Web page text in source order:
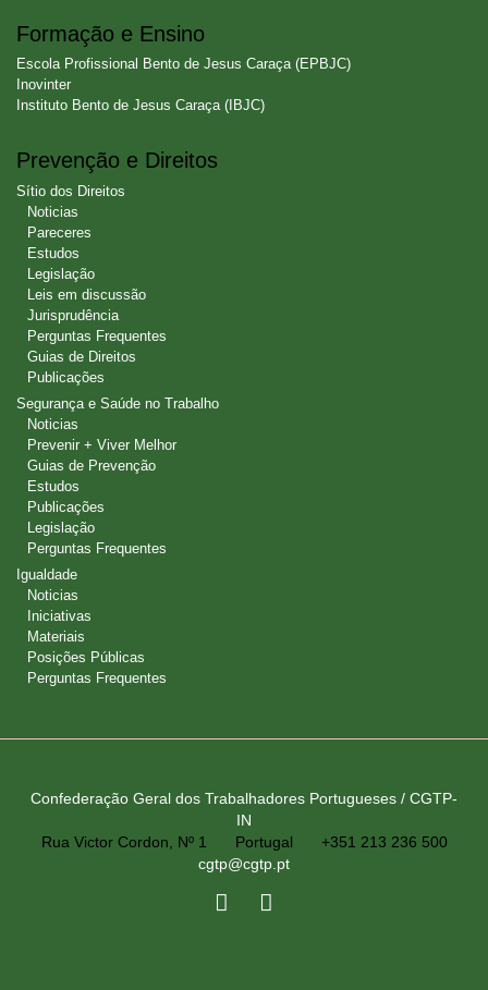
Formação e Ensino
Escola Profissional Bento de Jesus Caraça (EPBJC)
Inovinter
Instituto Bento de Jesus Caraça (IBJC)
Prevenção e Direitos
Sítio dos Direitos
Noticias
Pareceres
Estudos
Legislação
Leis em discussão
Jurisprudência
Perguntas Frequentes
Guias de Direitos
Publicações
Segurança e Saúde no Trabalho
Noticias
Prevenir + Viver Melhor
Guias de Prevenção
Estudos
Publicações
Legislação
Perguntas Frequentes
Igualdade
Noticias
Iniciativas
Materiais
Posições Públicas
Perguntas Frequentes
Confederação Geral dos Trabalhadores Portugueses / CGTP-
IN
Rua Victor Cordon, Nº 1
Portugal
+351 213 236 500
cgtp@cgtp.pt